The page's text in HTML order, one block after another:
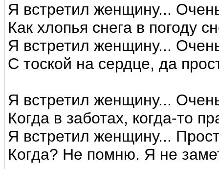
Я встретил женщину...
Как хлопья снега в погоду
Я встретил женщину...
С тоской на сердце, да
Я встретил женщину...
Когда в заботах, когда-то
Я встретил женщину...
Когда? Не помню. Я не